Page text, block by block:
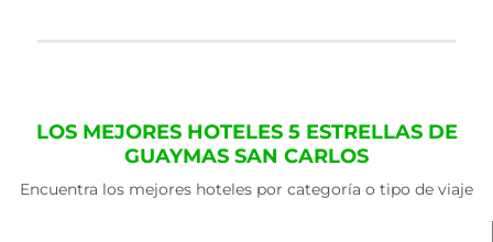
LOS MEJORES HOTELES 5 ESTRELLAS DE
GUAYMAS SAN CARLOS
Encuentra los mejores hoteles por categoría o tipo de viaje